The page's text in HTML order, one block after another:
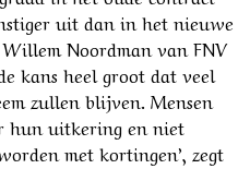
uit dan in het nieuwe
Noordman van FNV
kans heel groot dat veel
zullen blijven. Mensen
hun uitkering en niet
met kortingen’, zegt